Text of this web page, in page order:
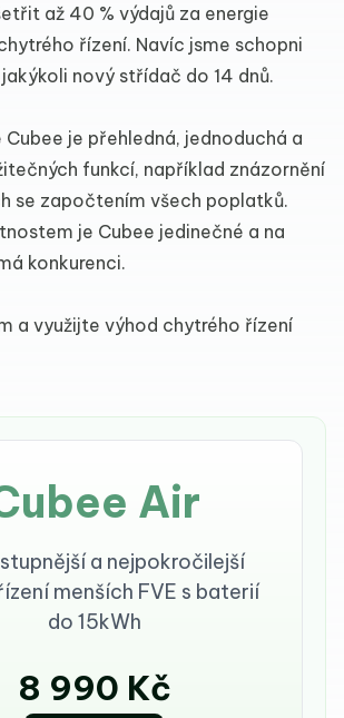
až 40 % výdajů za energie
řízení. Navíc jsme schopni
nový střídač do 14 dnů.
je přehledná, jednoduchá a
funkcí, například znázornění
se započtením všech poplatků.
je Cubee jedinečné a na
konkurenci.
a využijte výhod chytrého řízení
Air
a nejpokročilejší
menších FVE s baterií
do 15kWh
8 990 Kč